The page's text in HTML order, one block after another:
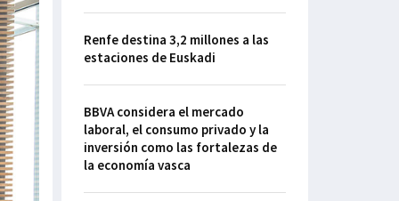
Renfe destina 3,2 millones a las
estaciones de Euskadi
BBVA considera el mercado
laboral, el consumo privado y la
inversión como las fortalezas de
la economía vasca